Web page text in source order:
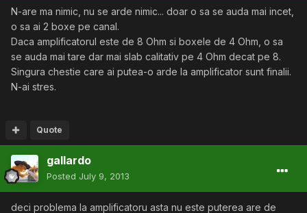
N-are ma nimic, nu se arde nimic... doar o sa se auda mai incet,
o sa ai 2 boxe pe canal.
Daca amplificatorul este de 8 Ohm si boxele de 4 Ohm, o sa
se auda mai tare dar mai slab calitativ pe 4 Ohm decat pe 8.
Singura chestie care ai putea-o arde la amplificator sunt finalii.
N-ai stres.
Quote
gallardo
Posted July 9, 2013
deci problema la amplificatoru asta nu este puterea are de